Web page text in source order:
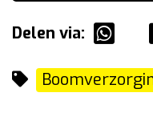
Delen via: